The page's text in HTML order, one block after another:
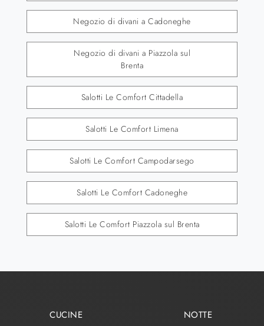
Negozio di divani a Cadoneghe
Negozio di divani a Piazzola sul
Brenta
Salotti Le Comfort Cittadella
Salotti Le Comfort Limena
Salotti Le Comfort Campodarsego
Salotti Le Comfort Cadoneghe
Salotti Le Comfort Piazzola sul Brenta
CUCINE NOTTE